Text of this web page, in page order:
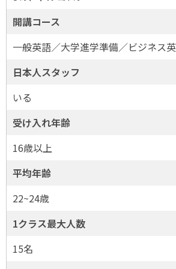
開講コース
一般英語／大学進学準備／ビジネス
日本人スタッフ
いる
受け入れ年齢
16歳以上
平均年齢
22~24歳
1クラス最大人数
15名